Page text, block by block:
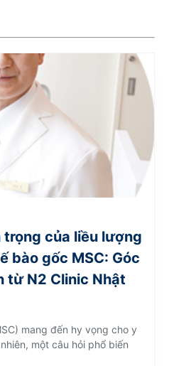
trọng của liều lượng
bào gốc MSC: Góc
từ N2 Clinic Nhật
mang đến hy vọng cho y
một câu hỏi phổ biến